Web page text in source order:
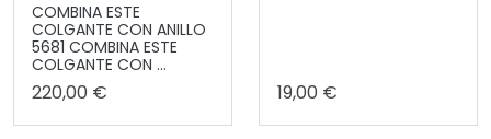
COMBINA ESTE
COLGANTE CON ANILLO
5681 COMBINA ESTE
COLGANTE CON ...
220,00 € 19,00 €